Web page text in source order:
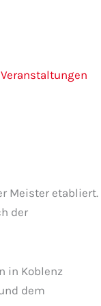
Veranstaltungen
Meister etabliert.
der
in Koblenz
dem